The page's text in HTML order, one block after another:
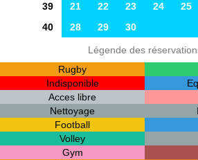
39
21 22 23 24 25
40
28 29 30
Légende des
Rugby
Indisponible
Acces libre
Nettoyage
Football
Volley
Gym